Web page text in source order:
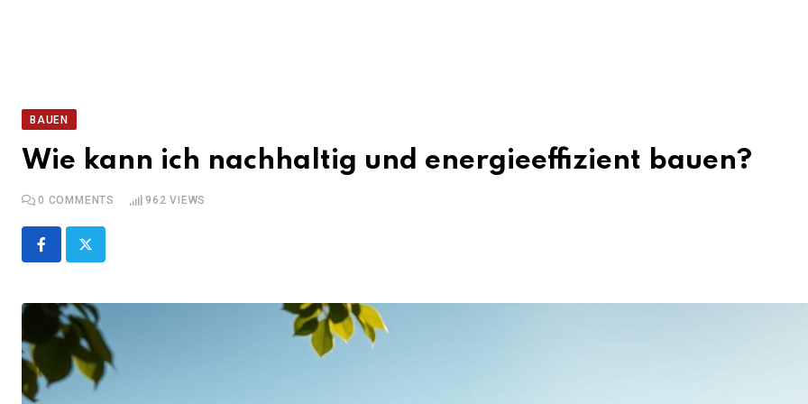
BAUEN
Wie kann ich nachhaltig und energieeffizient bauen?
0 COMMENTS 962 VIEWS